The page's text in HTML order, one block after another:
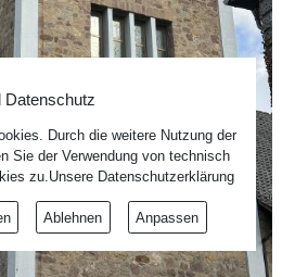
Datenschutz
Durch die weitere Nutzung der
Sie der Verwendung von technisch
zu.Unsere Datenschutzerklärung
Ablehnen Anpassen